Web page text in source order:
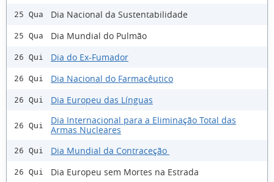
25 Qua Dia Nacional da Sustentabilidade
25 Qua Dia Mundial do Pulmão
26 Qui Dia do Ex-Fumador
26 Qui Dia Nacional do Farmacêutico
26 Qui Dia Europeu das Línguas
26 Qui
Dia Internacional para a Eliminação Total das
Armas Nucleares
26 Qui Dia Mundial da Contraceção
26 Qui Dia Europeu sem Mortes na Estrada